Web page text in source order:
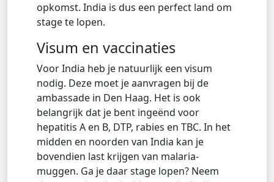
opkomst. India is dus een perfect land om
stage te lopen.
Visum en vaccinaties
Voor India heb je natuurlijk een visum
nodig. Deze moet je aanvragen bij de
ambassade in Den Haag. Het is ook
belangrijk dat je bent ingeënd voor
hepatitis A en B, DTP, rabies en TBC. In het
midden en noorden van India kan je
bovendien last krijgen van malaria-
muggen. Ga je daar stage lopen? Neem